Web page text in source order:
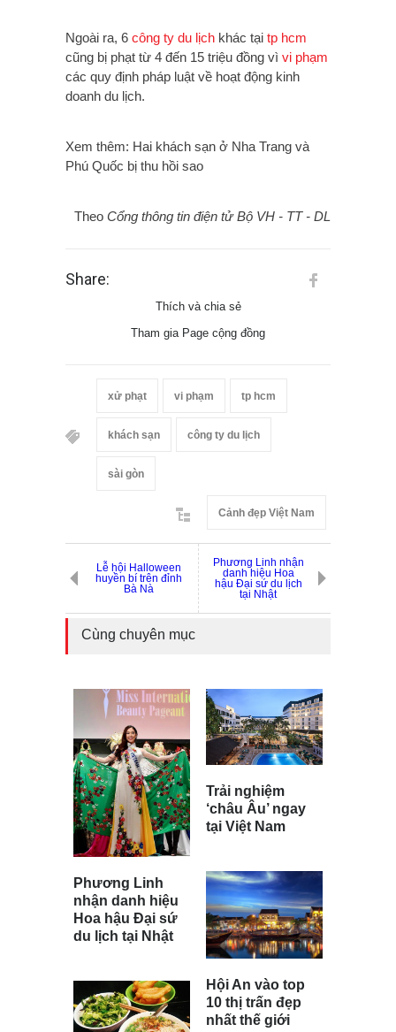
Ngoài ra, 6 công ty du lịch khác tại tp hcm
cũng bị phạt từ 4 đến 15 triệu đồng vì vi phạm
các quy định pháp luật về hoạt động kinh
doanh du lịch.
Xem thêm: Hai khách sạn ở Nha Trang và
Phú Quốc bị thu hồi sao
Theo Cổng thông tin điện tử Bộ VH - TT - DL
Share:
Thích và chia sẻ
Tham gia Page cộng đồng
xử phạt vi phạm tp hcm
khách sạn công ty du lịch
sài gòn
Cảnh đẹp Việt Nam
Lễ hội Halloween
huyền bí trên đỉnh
Bà Nà
Phương Linh nhận
danh hiệu Hoa
hậu Đại sứ du lịch
tại Nhật
Cùng chuyên mục
Phương Linh
nhận danh hiệu
Hoa hậu Đại sứ
du lịch tại Nhật
Trải nghiệm
‘châu Âu’ ngay
tại Việt Nam
Hội An vào top
10 thị trấn đẹp
nhất thế giới